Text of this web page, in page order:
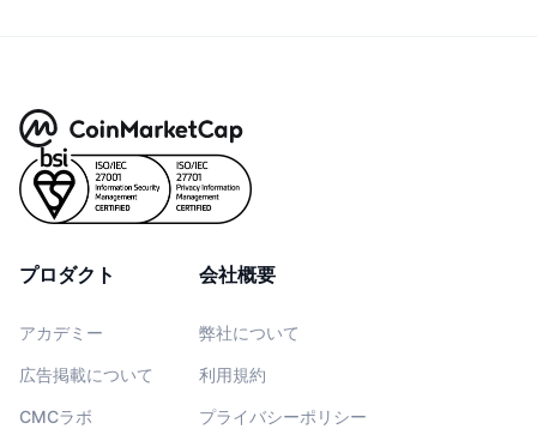
プロダクト
アカデミー
広告掲載について
CMCラボ
会社概要
弊社について
利用規約
プライバシーポリシー